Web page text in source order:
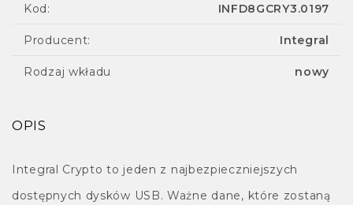
Kod: INFD8GCRY3.0197
Producent: Integral
Rodzaj wkładu nowy
OPIS
Integral Crypto to jeden z najbezpieczniejszych
dostępnych dysków USB. Ważne dane, które zostaną